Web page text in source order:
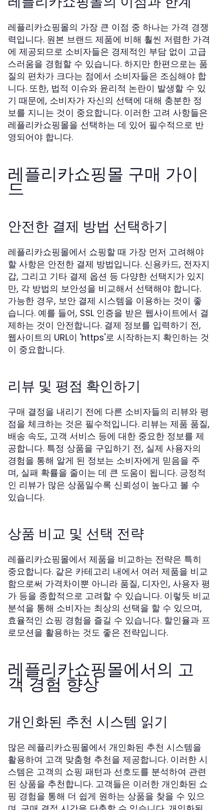
레플리카쇼핑몰의 가장 큰 이점 중 하나는 가격 경쟁
력입니다. 원본 브랜드 제품에 비해 훨씬 저렴한 가격
에 제공되므로 소비자들은 경제적인 부담 없이 고급
스러움을 경험할 수 있습니다. 하지만 한편으로는 품
질의 편차가 크다는 점에서 소비자들은 조심해야 합
니다. 또한, 법적 이슈와 윤리적 논란이 발생할 수 있
기 때문에, 소비자가 자신의 선택에 대해 충분한 정
보를 지니는 것이 중요합니다. 이러한 고려 사항들은
레플리카쇼핑몰을 선택하는 데 있어 필수적으로 반
영되어야 합니다.
레플리카쇼핑몰 구매 가이
드
안전한 결제 방법 선택하기
레플리카쇼핑몰에서 쇼핑할 때 가장 먼저 고려해야
할 사항은 안전한 결제 방법입니다. 신용카드, 전자지
갑, 그리고 기타 결제 옵션 등 다양한 선택지가 있지
만, 각 방법의 보안성을 비교해서 선택해야 합니다.
가능한 경우, 보안 결제 시스템을 이용하는 것이 좋
습니다. 예를 들어, SSL 인증을 받은 웹사이트에서 결
제하는 것이 안전합니다. 결제 정보를 입력하기 전,
웹사이트의 URL이 'https'로 시작하는지 확인하는 것
이 중요합니다.
리뷰 및 평점 확인하기
구매 결정을 내리기 전에 다른 소비자들의 리뷰와 평
점을 체크하는 것은 필수적입니다. 리뷰는 제품 품질,
배송 속도, 고객 서비스 등에 대한 중요한 정보를 제
공합니다. 특정 상품을 구입하기 전, 실제 사용자의
경험을 통해 알게 된 정보는 소비자에게 믿음을 주
며, 실패 확률을 줄이는 데 큰 도움이 됩니다. 긍정적
인 리뷰가 많은 상품일수록 신뢰성이 높다고 볼 수
있습니다.
상품 비교 및 선택 전략
레플리카쇼핑몰에서 제품을 비교하는 전략은 특히
중요합니다. 같은 카테고리 내에서 여러 제품을 비교
함으로써 가격차이뿐 아니라 품질, 디자인, 사용자 평
가 등을 종합적으로 고려할 수 있습니다. 이렇듯 비교
분석을 통해 소비자는 최상의 선택을 할 수 있으며,
효율적인 쇼핑 경험을 즐길 수 있습니다. 할인율과 프
로모션을 활용하는 것도 좋은 전략입니다.
레플리카쇼핑몰에서의 고
객 경험 향상
개인화된 추천 시스템 읽기
많은 레플리카쇼핑몰에서 개인화된 추천 시스템을
활용하여 고객 맞춤형 추천을 제공합니다. 이러한 시
스템은 고객의 쇼핑 패턴과 선호도를 분석하여 관련
된 상품을 추천합니다. 고객들은 이러한 개인화된 쇼
핑 경험을 통해 더 쉽게 원하는 상품을 찾을 수 있으